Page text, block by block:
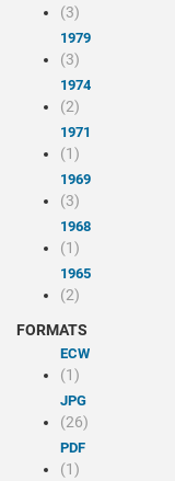
(3)
1979
(3)
1974
(2)
1971
(1)
1969
(3)
1968
(1)
1965
(2)
FORMATS
ECW
(1)
JPG
(26)
PDF
(1)